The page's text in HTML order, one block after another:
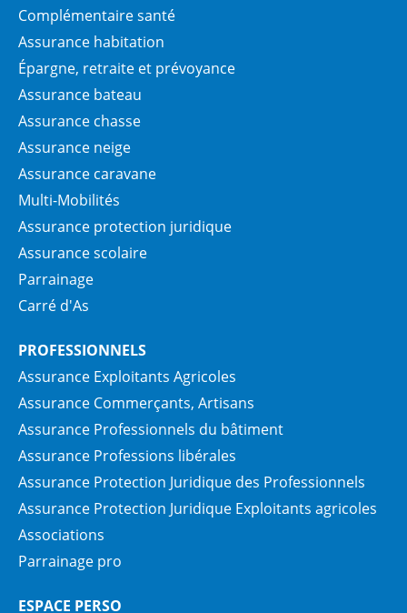
Complémentaire santé
Assurance habitation
Épargne, retraite et prévoyance
Assurance bateau
Assurance chasse
Assurance neige
Assurance caravane
Multi-Mobilités
Assurance protection juridique
Assurance scolaire
Parrainage
Carré d'As
PROFESSIONNELS
Assurance Exploitants Agricoles
Assurance Commerçants, Artisans
Assurance Professionnels du bâtiment
Assurance Professions libérales
Assurance Protection Juridique des Professionnels
Assurance Protection Juridique Exploitants agricoles
Associations
Parrainage pro
ESPACE PERSO